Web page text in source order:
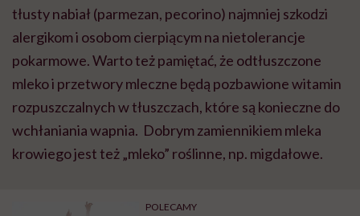
tłusty nabiał (parmezan, pecorino) najmniej szkodzi
alergikom i osobom cierpiącym na nietolerancje
pokarmowe. Warto też pamiętać, że odtłuszczone
mleko i przetwory mleczne będą pozbawione witamin
rozpuszczalnych w tłuszczach, które są konieczne do
wchłaniania wapnia. Dobrym zamiennikiem mleka
krowiego jest też „mleko” roślinne, np. migdałowe.
POLECAMY